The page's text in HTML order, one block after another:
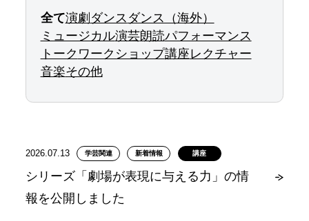
全て演劇 ダンス ダンス（海外）
ミュージカル演芸朗読パフォーマンス
トーク ワークショップ講座レクチャー
音楽その他
2026.07.13 学芸関連 新着情報 講座
シリーズ「劇場が表現に与える力」の情
報を公開しました